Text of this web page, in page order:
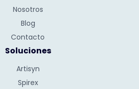
Nosotros
Blog
Contacto
Soluciones
Artisyn
Spirex